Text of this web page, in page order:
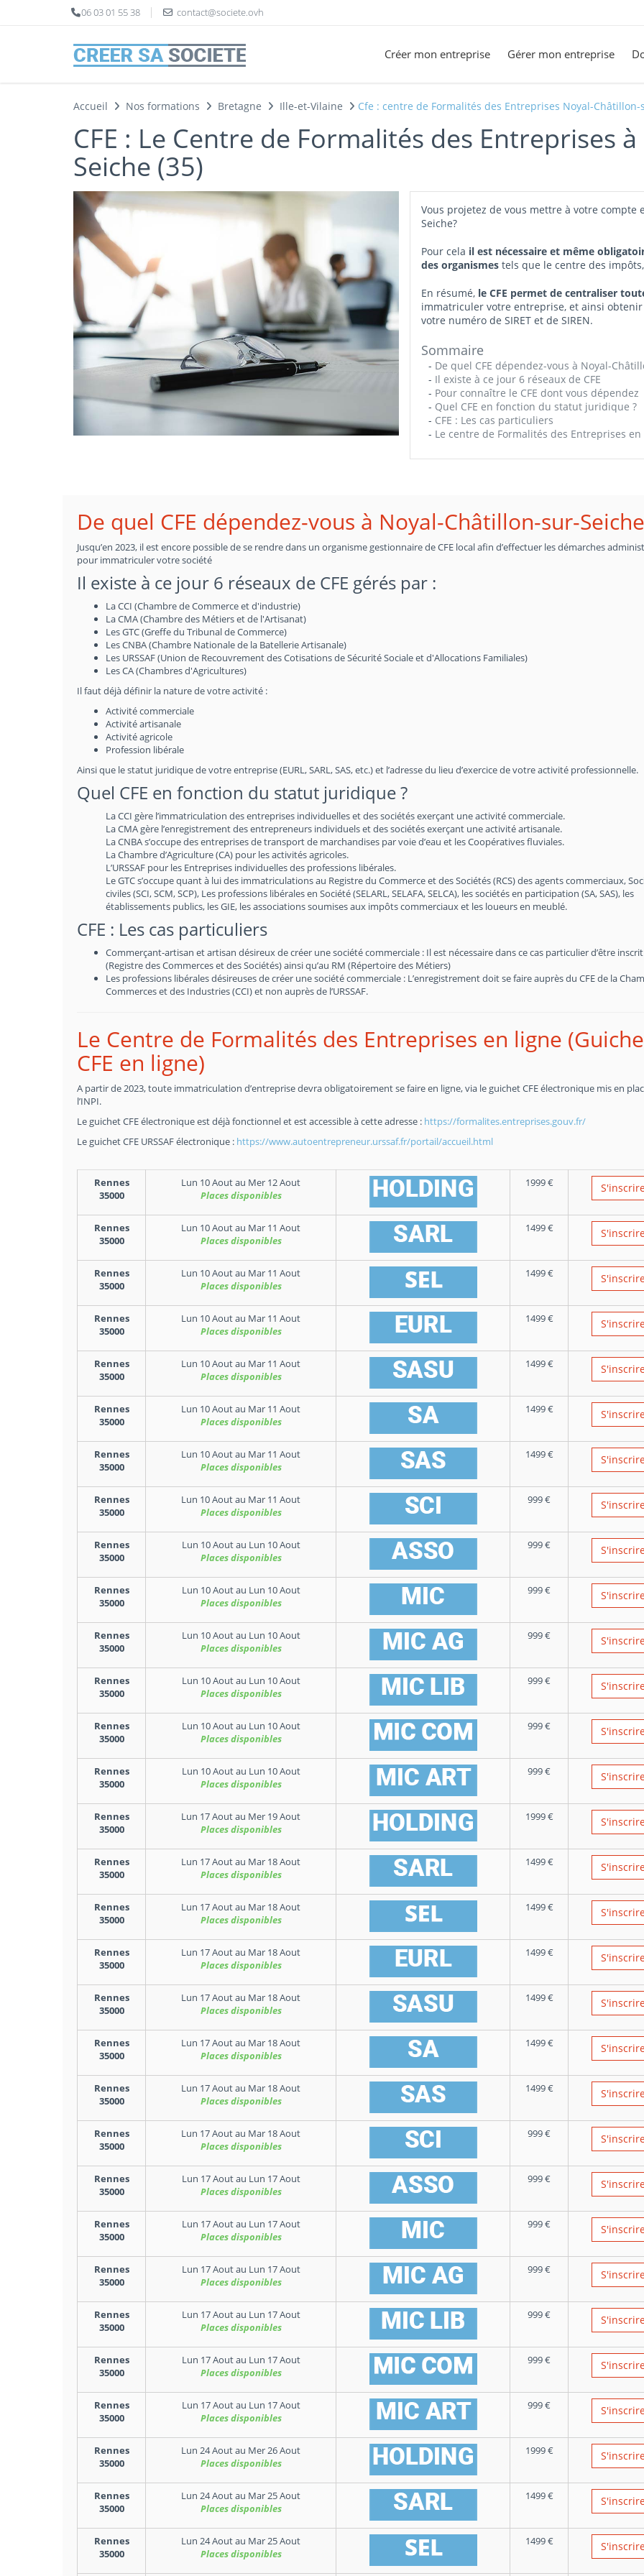
06 03 01 55 38 contact@societe.ovh
Créer mon entreprise Gérer mon entreprise
Accueil Nos formations Bretagne Ille-et-Vilaine Cfe : centre de Formalités des Entreprises Noyal-Châtillon-
CFE : Le Centre de Formalités des Entreprises
Seiche (35)
Vous projetez de vous mettre à votre
Seiche?
Pour cela il est nécessaire et même
des organismes tels que le centre des impôts,
En résumé, le CFE permet de centraliser
immatriculer votre entreprise, et ainsi
votre numéro de SIRET et de SIREN.
Sommaire
- De quel CFE dépendez-vous à Noyal-
- Il existe à ce jour 6 réseaux de CFE
- Pour connaître le CFE dont vous dépendez
- Quel CFE en fonction du statut juridique ?
- CFE : Les cas particuliers
- Le centre de Formalités des Entreprises en
De quel CFE dépendez-vous à Noyal-Châtillon-sur-
Jusqu’en 2023, il est encore possible de se rendre dans un organisme gestionnaire de CFE local afin d’effectuer les démarches
pour immatriculer votre société
Il existe à ce jour 6 réseaux de CFE gérés par :
La CCI (Chambre de Commerce et d'industrie)
La CMA (Chambre des Métiers et de l'Artisanat)
Les GTC (Greffe du Tribunal de Commerce)
Les CNBA (Chambre Nationale de la Batellerie Artisanale)
Les URSSAF (Union de Recouvrement des Cotisations de Sécurité Sociale et d'Allocations Familiales)
Les CA (Chambres d'Agricultures)
Il faut déjà définir la nature de votre activité :
Activité commerciale
Activité artisanale
Activité agricole
Profession libérale
Ainsi que le statut juridique de votre entreprise (EURL, SARL, SAS, etc.) et l’adresse du lieu d’exercice de votre activité professionnelle.
Quel CFE en fonction du statut juridique ?
La CCI gère l’immatriculation des entreprises individuelles et des sociétés exerçant une activité commerciale.
La CMA gère l’enregistrement des entrepreneurs individuels et des sociétés exerçant une activité artisanale.
La CNBA s’occupe des entreprises de transport de marchandises par voie d’eau et les Coopératives fluviales.
La Chambre d’Agriculture (CA) pour les activités agricoles.
L’URSSAF pour les Entreprises individuelles des professions libérales.
Le GTC s’occupe quant à lui des immatriculations au Registre du Commerce et des Sociétés (RCS) des agents commerciaux,
civiles (SCI, SCM, SCP), Les professions libérales en Société (SELARL, SELAFA, SELCA), les sociétés en participation (SA, SAS), les
établissements publics, les GIE, les associations soumises aux impôts commerciaux et les loueurs en meublé.
CFE : Les cas particuliers
Commerçant-artisan et artisan désireux de créer une société commerciale : Il est nécessaire dans ce cas particulier d’être inscrit
(Registre des Commerces et des Sociétés) ainsi qu’au RM (Répertoire des Métiers)
Les professions libérales désireuses de créer une société commerciale : L’enregistrement doit se faire auprès du CFE de la
Commerces et des Industries (CCI) et non auprès de l’URSSAF.
Le Centre de Formalités des Entreprises en ligne
CFE en ligne)
A partir de 2023, toute immatriculation d’entreprise devra obligatoirement se faire en ligne, via le guichet CFE électronique mis en
l’INPI.
Le guichet CFE électronique est déjà fonctionnel et est accessible à cette adresse : https://formalites.entreprises.gouv.fr/
Le guichet CFE URSSAF électronique : https://www.autoentrepreneur.urssaf.fr/portail/accueil.html
Rennes
35000
Lun 10 Aoutau Mer 12 Aout
Places disponibles
1999€
Rennes
35000
Lun 10 Aoutau Mar 11 Aout
Places disponibles
1499€
Rennes
35000
Lun 10 Aoutau Mar 11 Aout
Places disponibles
1499€
Rennes
35000
Lun 10 Aoutau Mar 11 Aout
Places disponibles
1499€
Rennes
35000
Lun 10 Aoutau Mar 11 Aout
Places disponibles
1499€
Rennes
35000
Lun 10 Aoutau Mar 11 Aout
Places disponibles
1499€
Rennes
35000
Lun 10 Aoutau Mar 11 Aout
Places disponibles
1499€
Rennes
35000
Lun 10 Aoutau Mar 11 Aout
Places disponibles
999€
Rennes
35000
Lun 10 Aoutau Lun 10 Aout
Places disponibles
999€
Rennes
35000
Lun 10 Aoutau Lun 10 Aout
Places disponibles
999€
Rennes
35000
Lun 10 Aoutau Lun 10 Aout
Places disponibles
999€
Rennes
35000
Lun 10 Aoutau Lun 10 Aout
Places disponibles
999€
Rennes
35000
Lun 10 Aoutau Lun 10 Aout
Places disponibles
999€
Rennes
35000
Lun 10 Aoutau Lun 10 Aout
Places disponibles
999€
Rennes
35000
Lun 17 Aoutau Mer 19 Aout
Places disponibles
1999€
Rennes
35000
Lun 17 Aoutau Mar 18 Aout
Places disponibles
1499€
Rennes
35000
Lun 17 Aoutau Mar 18 Aout
Places disponibles
1499€
Rennes
35000
Lun 17 Aoutau Mar 18 Aout
Places disponibles
1499€
Rennes
35000
Lun 17 Aoutau Mar 18 Aout
Places disponibles
1499€
Rennes
35000
Lun 17 Aoutau Mar 18 Aout
Places disponibles
1499€
Rennes
35000
Lun 17 Aoutau Mar 18 Aout
Places disponibles
1499€
Rennes
35000
Lun 17 Aoutau Mar 18 Aout
Places disponibles
999€
Rennes
35000
Lun 17 Aoutau Lun 17 Aout
Places disponibles
999€
Rennes
35000
Lun 17 Aoutau Lun 17 Aout
Places disponibles
999€
Rennes
35000
Lun 17 Aoutau Lun 17 Aout
Places disponibles
999€
Rennes
35000
Lun 17 Aoutau Lun 17 Aout
Places disponibles
999€
Rennes
35000
Lun 17 Aoutau Lun 17 Aout
Places disponibles
999€
Rennes
35000
Lun 17 Aoutau Lun 17 Aout
Places disponibles
999€
Rennes
35000
Lun 24 Aoutau Mer 26 Aout
Places disponibles
1999€
Rennes
35000
Lun 24 Aoutau Mar 25 Aout
Places disponibles
1499€
Rennes
35000
Lun 24 Aoutau Mar 25 Aout
Places disponibles
1499€
Panneau de gestion des cookies